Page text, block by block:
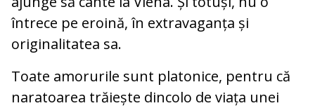
întrece pe eroină, în extravaganța și
originalitatea sa.
Toate amorurile sunt platonice, pentru că
naratoarea trăiește dincolo de viața unei